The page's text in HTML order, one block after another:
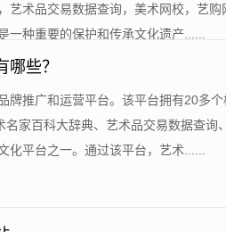
艺术品交易数据查询，美术网校，艺购
一种重要的保护和传承文化遗产......
些？
牌推广和运营平台。该平台拥有20多
家百科大辞典、艺术品交易数据查询
平台之一。通过该平台，艺术......